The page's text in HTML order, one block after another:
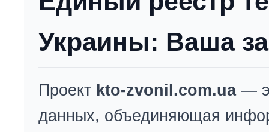
Украины: Ваша
Проект kto-zvonil.com.ua—
данных, объединяющая